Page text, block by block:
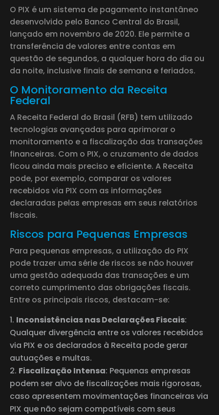
O PIX é um sistema de pagamento instantâneo
desenvolvido pelo Banco Central do Brasil,
lançado em novembro de 2020. Ele permite a
transferência de valores entre contas em
questão de segundos, a qualquer hora do dia ou
da noite, inclusive finais de semana e feriados.
O Monitoramento da Receita
Federal
A Receita Federal do Brasil (RFB) tem utilizado
tecnologias avançadas para aprimorar o
monitoramento e a fiscalização das transações
financeiras. Com o PIX, o cruzamento de dados
ficou ainda mais preciso e eficiente. A Receita
pode, por exemplo, comparar os valores
recebidos via PIX com as informações
declaradas pelas empresas em seus relatórios
fiscais.
Riscos para Pequenas Empresas
Para pequenas empresas, a utilização do PIX
pode trazer uma série de riscos se não houver
uma gestão adequada das transações e um
correto cumprimento das obrigações fiscais.
Entre os principais riscos, destacam-se:
Inconsistências nas Declarações Fiscais:
Qualquer divergência entre os valores recebidos
via PIX e os declarados à Receita pode gerar
autuações e multas.
Fiscalização Intensa: Pequenas empresas
podem ser alvo de fiscalizações mais rigorosas,
caso apresentem movimentações financeiras via
PIX que não sejam compatíveis com seus